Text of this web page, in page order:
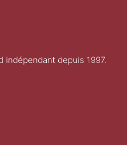
indépendant depuis 1997.